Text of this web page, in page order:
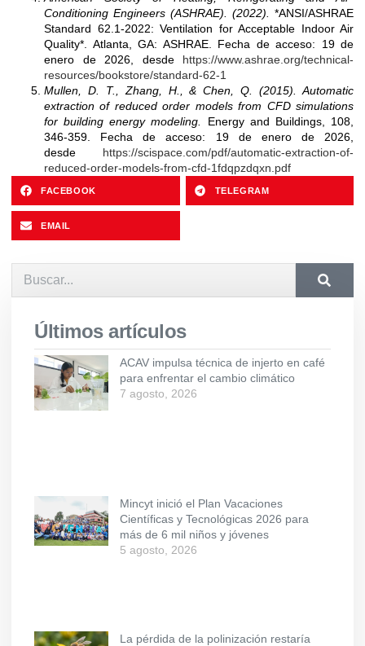
Conditioning Engineers (ASHRAE). (2022). *ANSI/ASHRAE
Standard 62.1-2022: Ventilation for Acceptable Indoor Air
Quality*. Atlanta, GA: ASHRAE. Fecha de acceso: 19 de
enero de 2026, desde https://www.ashrae.org/technical-
resources/bookstore/standard-62-1
Mullen, D. T., Zhang, H., & Chen, Q. (2015). Automatic
extraction of reduced order models from CFD simulations
for building energy modeling.
Energy and Buildings, 108,
346-359. Fecha de acceso: 19 de enero de 2026,
desde https://scispace.com/pdf/automatic-extraction-of-
reduced-order-models-from-cfd-1fdqpzdqxn.pdf
FACEBOOK TELEGRAM
EMAIL
Últimos artículos
ACAV impulsa técnica de injerto en café
para enfrentar el cambio climático
7 agosto, 2026
Mincyt inició el Plan Vacaciones
Científicas y Tecnológicas 2026 para
más de 6 mil niños y jóvenes
5 agosto, 2026
La pérdida de la polinización restaría